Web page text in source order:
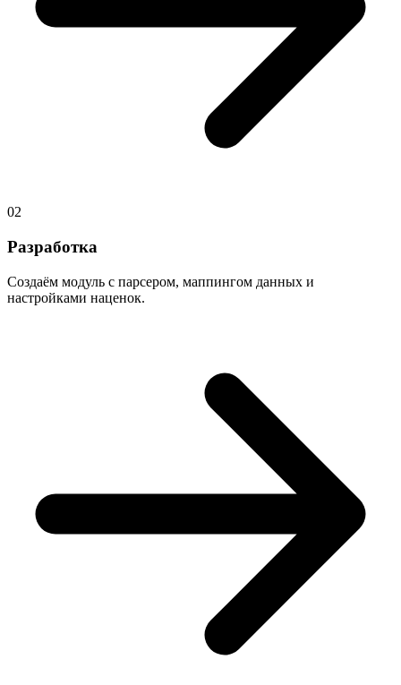
02
Разработка
Создаём модуль с парсером, маппингом данных и
настройками наценок.